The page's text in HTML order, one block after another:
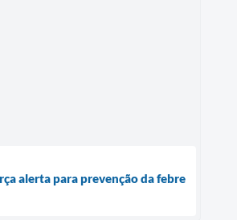
alerta para prevenção da febre